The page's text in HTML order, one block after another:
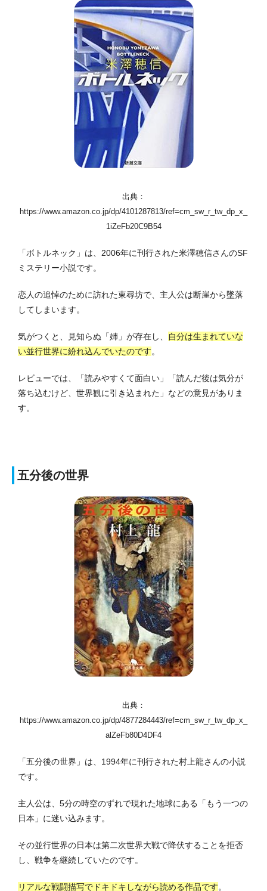
出典：
https://www.amazon.co.jp/dp/4101287813/ref=cm_sw_r_tw_dp_x_
1iZeFb20C9B54
「ボトルネック」は、2006年に刊行された米澤穂信さんのSF
ミステリー小説です。
恋人の追悼のために訪れた東尋坊で、主人公は断崖から墜落
してしまいます。
気がつくと、見知らぬ「姉」が存在し、
自分は生まれていな
い並行世界に紛れ込んでいたのです。
レビューでは、「読みやすくて面白い」「読んだ後は気分が
落ち込むけど、世界観に引き込まれた」などの意見がありま
す。
五分後の世界
出典：
https://www.amazon.co.jp/dp/4877284443/ref=cm_sw_r_tw_dp_x_
alZeFb80D4DF4
「五分後の世界」は、1994年に刊行された村上龍さんの小説
です。
主人公は、5分の時空のずれで現れた地球にある「もう一つの
日本」に迷い込みます。
その並行世界の日本は第二次世界大戦で降伏することを拒否
し、戦争を継続していたのです。
リアルな戦闘描写でドキドキしながら読める作品です。